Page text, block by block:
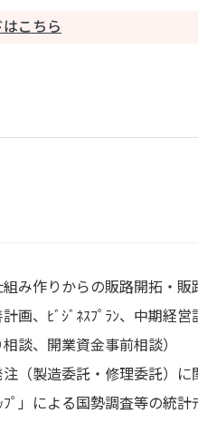
こちら
組み作りからの販路開拓・
計画、ﾋﾞｼﾞﾈｽﾌﾟﾗﾝ、中期経
相談、開業資金事前相談）
注（製造委託・修理委託）
ﾌﾟ」による国勢調査等の統